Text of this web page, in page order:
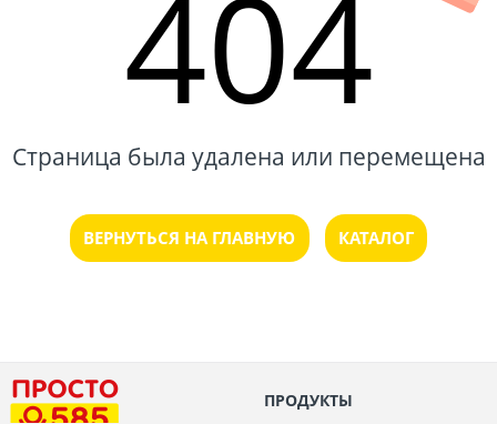
404
Страница была удалена или перемещена
ВЕРНУТЬСЯ НА ГЛАВНУЮ КАТАЛОГ
ПРОДУКТЫ